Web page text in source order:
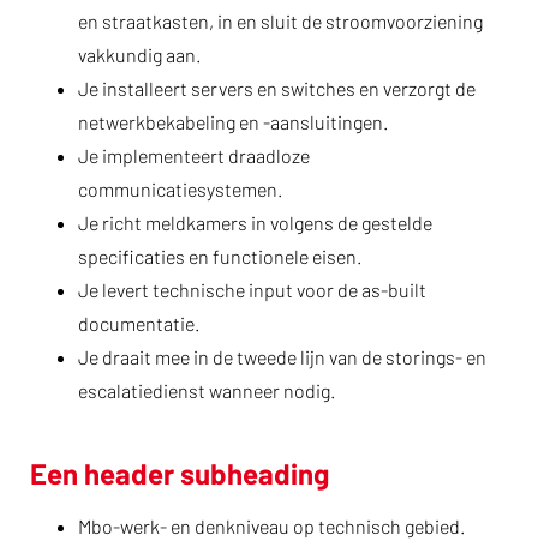
en straatkasten, in en sluit de stroomvoorziening
vakkundig aan.
Je installeert servers en switches en verzorgt de
netwerkbekabeling en -aansluitingen.
Je implementeert draadloze
communicatiesystemen.
Je richt meldkamers in volgens de gestelde
specificaties en functionele eisen.
Je levert technische input voor de as-built
documentatie.
Je draait mee in de tweede lijn van de storings- en
escalatiedienst wanneer nodig.
Een header subheading
Mbo-werk- en denkniveau op technisch gebied.